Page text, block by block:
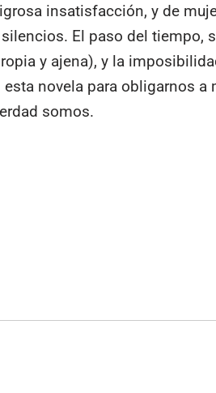
insatisfacción, y de
El paso del tiempo,
y ajena), y la
novela para obligarnos a
somos.